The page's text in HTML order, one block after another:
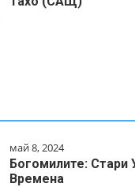
май 8, 2024
Богомилите: Стари
Времена